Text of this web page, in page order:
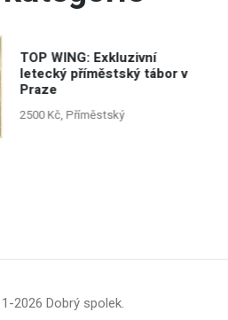
TOP WING: Exkluzivní
letecký příměstský tábor v
Praze
2500 Kč, Příměstský
2026 Dobrý spolek.